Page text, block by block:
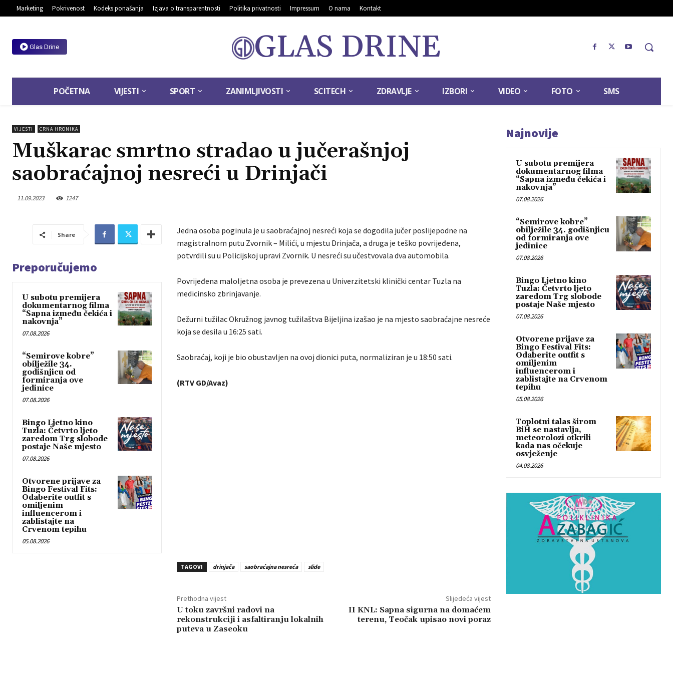
Marketing Pokrivenost Kodeks ponašanja Izjava o transparentnosti Politika privatnosti Impressum O nama Kontakt
Glas Drine GLAS DRINE
POČETNA VIJESTI SPORT ZANIMLJIVOSTI SCITECH ZDRAVLJE IZBORI VIDEO FOTO SMS
VIJESTI CRNA HRONIKA
Muškarac smrtno stradao u jučerašnjoj
saobraćajnoj nesreći u Drinjači
11.09.2023 1247
Share
Preporučujemo
U subotu premijera
dokumentarnog filma
“Sapna između čekića i
nakovnja”
07.08.2026
“Semirove kobre”
obilježile 34.
godišnjicu od
formiranja ove
jedinice
07.08.2026
Bingo Ljetno kino
Tuzla: Četvrto ljeto
zaredom Trg slobode
postaje Naše mjesto
07.08.2026
Otvorene prijave za
Bingo Festival Fits:
Odaberite outfit s
omiljenim
influencerom i
zablistajte na
Crvenom tepihu
05.08.2026
Jedna osoba poginula je u saobraćajnoj nesreći koja se dogodila jučer poslijepodne na
magistralnom putu Zvornik – Milići, u mjestu Drinjača, a druga je teško povrijeđena,
potvrdili su u Policijskoj upravi Zvornik. U nesreći su učestvovala dva automobila.
Povrijeđena maloljetna osoba je prevezena u Univerzitetski klinički centar Tuzla na
medicinsko zbrinjavanje.
Dežurni tužilac Okružnog javnog tužilaštva Bijeljina izašao je na mjesto saobraćajne nesreće
koja se desila u 16:25 sati.
Saobraćaj, koji je bio obustavljen na ovoj dionici puta, normaliziran je u 18:50 sati.
(RTV GD/Avaz)
TAGOVI drinjača saobraćajna nesreća slide
Prethodna vijest
U toku završni radovi na
rekonstrukciji i asfaltiranju lokalnih
puteva u Zaseoku
Slijedeća vijest
II KNL: Sapna sigurna na domaćem
terenu, Teočak upisao novi poraz
Najnovije
U subotu premijera
dokumentarnog filma
“Sapna između čekića i
nakovnja”
07.08.2026
“Semirove kobre”
obilježile 34. godišnjicu
od formiranja ove
jedinice
07.08.2026
Bingo Ljetno kino
Tuzla: Četvrto ljeto
zaredom Trg slobode
postaje Naše mjesto
07.08.2026
Otvorene prijave za
Bingo Festival Fits:
Odaberite outfit s
omiljenim
influencerom i
zablistajte na Crvenom
tepihu
05.08.2026
Toplotni talas širom
BiH se nastavlja,
meteorolozi otkrili
kada nas očekuje
osvježenje
04.08.2026